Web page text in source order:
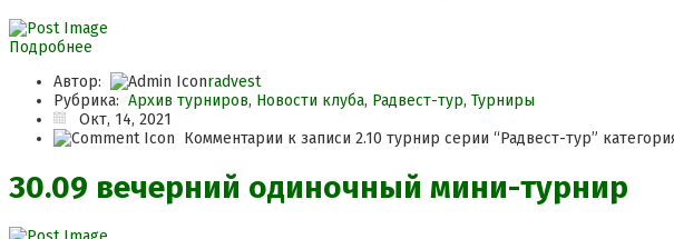
Подробнее
Автор:
radvest
Рубрика: Архив турниров, Новости клуба, Радвест-тур, Турниры
Окт, 14, 2021
Комментарии к записи 2.10 турнир серии “Радвест-тур”
30.09 вечерний одиночный мини-турнир